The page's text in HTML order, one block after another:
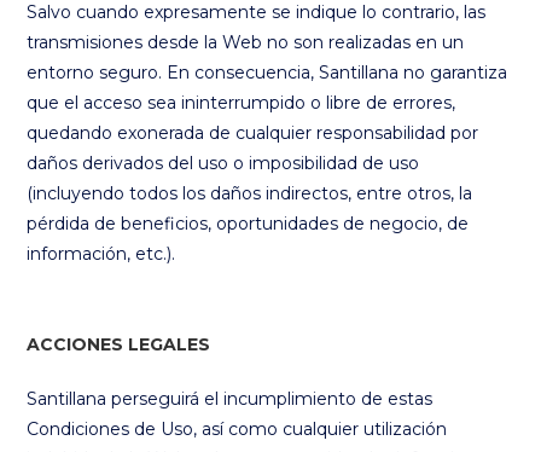
Salvo cuando expresamente se indique lo contrario, las
transmisiones desde la Web no son realizadas en un
entorno seguro. En consecuencia, Santillana no garantiza
que el acceso sea ininterrumpido o libre de errores,
quedando exonerada de cualquier responsabilidad por
daños derivados del uso o imposibilidad de uso
(incluyendo todos los daños indirectos, entre otros, la
pérdida de beneficios, oportunidades de negocio, de
información, etc.).
ACCIONES LEGALES
Santillana perseguirá el incumplimiento de estas
Condiciones de Uso, así como cualquier utilización